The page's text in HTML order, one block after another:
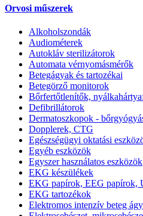
Orvosi műszerek
Alkoholszondák
Audiométerek
Autokláv sterilizátorok
Automata vérnyomásmérők
Betegágyak és tartozékai
Betegörző monitorok
Bőrfertőtlenítők,
Defibrillátorok
Dermatoszkopok -
Dopplerek, CTG
Egészségügyi oktatási
Egyéb eszközök
Egyszer használatos eszközök
EKG készülékek
EKG papírok, EEG papírok,
EKG tartozékok
Elektromos intenzív beteg